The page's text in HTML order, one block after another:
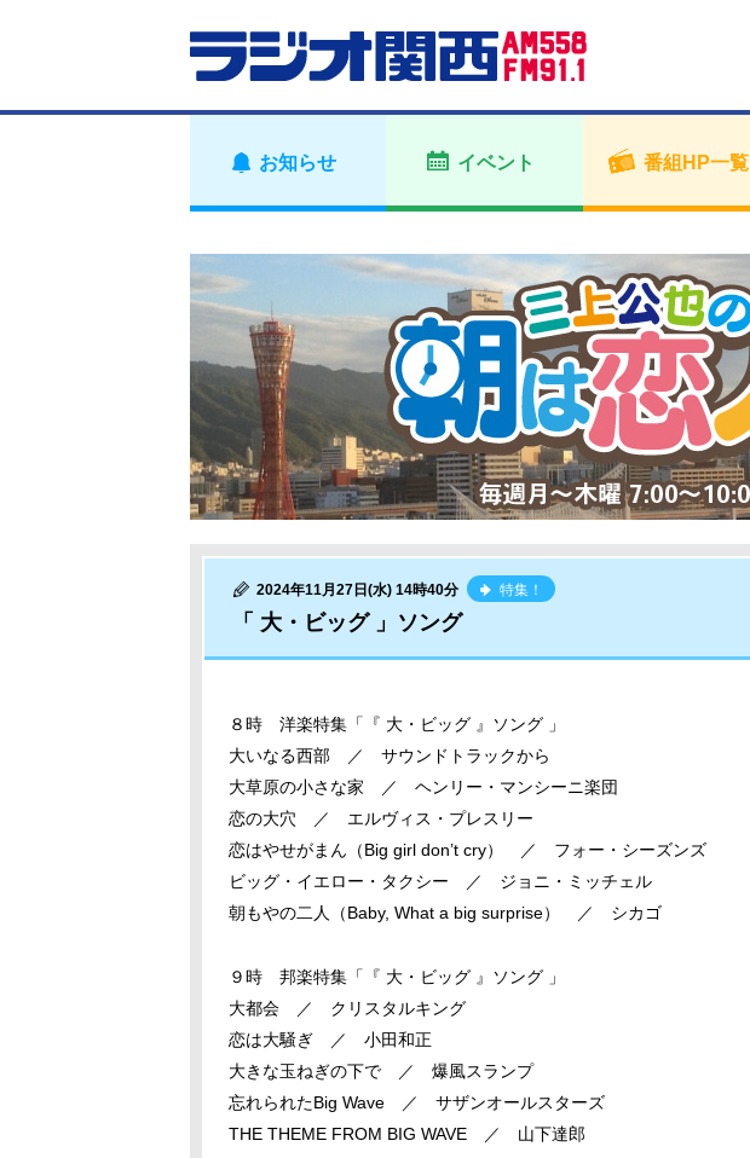
お知らせ イベント 番組HP一覧
2024年11月27日(水) 14時40分 特集！
「 大・ビッグ 」ソング
８時 洋楽特集「『 大・ビッグ 』ソング 」
大いなる西部 ／ サウンドトラックから
大草原の小さな家 ／ ヘンリー・マンシーニ楽団
恋の大穴 ／ エルヴィス・プレスリー
恋はやせがまん（Big girl don’t cry） ／ フォー・シーズンズ
ビッグ・イエロー・タクシー ／ ジョニ・ミッチェル
朝もやの二人（Baby, What a big surprise） ／ シカゴ
９時 邦楽特集「『 大・ビッグ 』ソング 」
大都会 ／ クリスタルキング
恋は大騒ぎ ／ 小田和正
大きな玉ねぎの下で ／ 爆風スランプ
忘れられたBig Wave ／ サザンオールスターズ
THE THEME FROM BIG WAVE ／ 山下達郎